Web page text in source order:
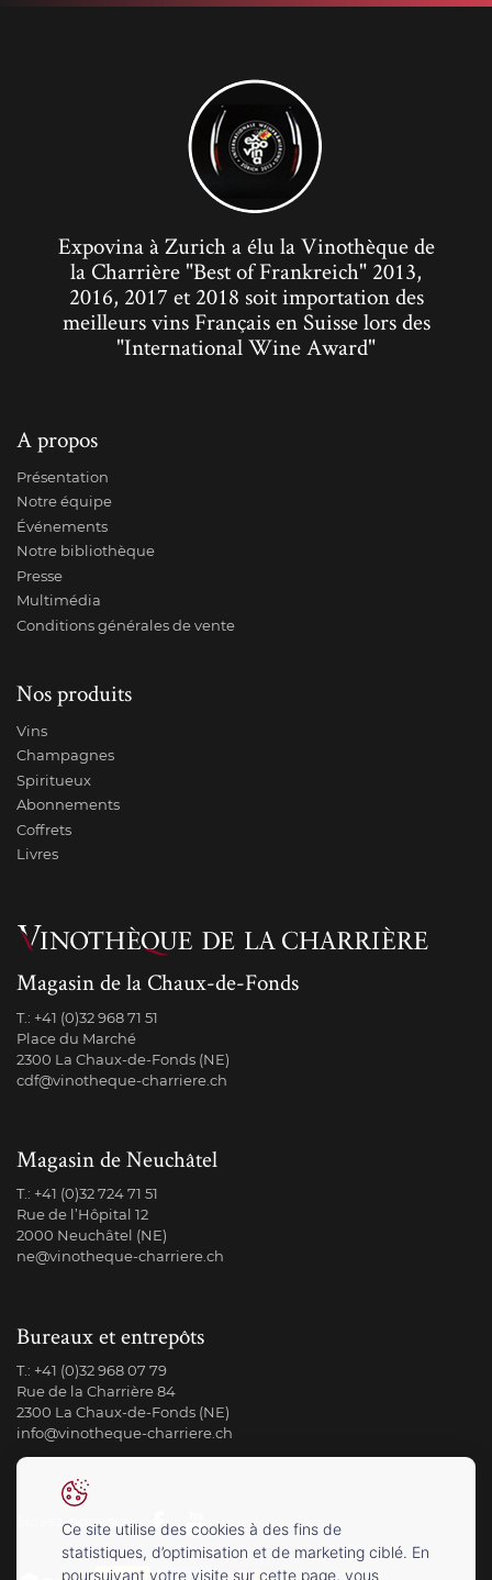
Expovina à Zurich a élu la Vinothèque de
la Charrière "Best of Frankreich" 2013,
2016, 2017 et 2018 soit importation des
meilleurs vins Français en Suisse lors des
"International Wine Award"
A propos
Présentation
Notre équipe
Événements
Notre bibliothèque
Presse
Multimédia
Conditions générales de vente
Nos produits
Vins
Champagnes
Spiritueux
Abonnements
Coffrets
Livres
Magasin de la Chaux-de-Fonds
T.: +41 (0)32 968 71 51
Place du Marché
2300 La Chaux-de-Fonds (NE)
cdf@vinotheque-charriere.ch
Magasin de Neuchâtel
T.: +41 (0)32 724 71 51
Rue de l’Hôpital 12
2000 Neuchâtel (NE)
ne@vinotheque-charriere.ch
Bureaux et entrepôts
T.: +41 (0)32 968 07 79
Rue de la Charrière 84
2300 La Chaux-de-Fonds (NE)
info@vinotheque-charriere.ch
Suivez-nous sur
Ce site utilise des cookies à des fins de
statistiques, d’optimisation et de marketing ciblé. En
poursuivant votre visite sur cette page, vous